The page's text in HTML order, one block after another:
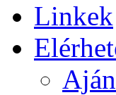
Linkek